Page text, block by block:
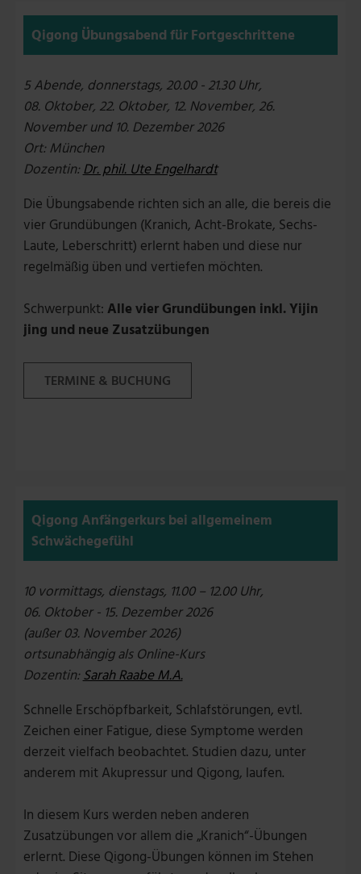
Qigong Übungsabend für Fortgeschrittene
5 Abende, donnerstags, 20.00 - 21.30 Uhr,
08. Oktober, 22. Oktober, 12. November, 26.
November und 10. Dezember 2026
Ort: München
Dozentin:Dr. phil. Ute Engelhardt
Die Übungsabende richten sich an alle, die bereis die
vier Grundübungen (Kranich, Acht-Brokate, Sechs-
Laute, Leberschritt) erlernt haben und diese nur
regelmäßig üben und vertiefen möchten.
Schwerpunkt: Alle vier Grundübungen inkl. Yijin
jing und neue Zusatzübungen
TERMINE & BUCHUNG
Qigong Anfängerkurs bei allgemeinem
Schwächegefühl
10 vormittags, dienstags, 11.00 – 12.00 Uhr,
06. Oktober - 15. Dezember 2026
(außer 03. November 2026)
ortsunabhängig als Online-Kurs
Dozentin:Sarah Raabe M.A.
Schnelle Erschöpfbarkeit, Schlafstörungen, evtl.
Zeichen einer Fatigue, diese Symptome werden
derzeit vielfach beobachtet. Studien dazu, unter
anderem mit Akupressur und Qigong, laufen.
In diesem Kurs werden neben anderen
Zusatzübungen vor allem die „Kranich“-Übungen
erlernt. Diese Qigong-Übungen können im Stehen